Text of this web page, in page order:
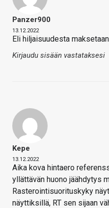
Panzer900
13.12.2022
Eli hiljaisuudesta
Kirjaudu sisään vastataksesi
Kepe
13.12.2022
Aika kova hintaero
yllättävän huono jäähdytys
Rasterointisuorituskyky
näyttiksillä, RT sen sijaan